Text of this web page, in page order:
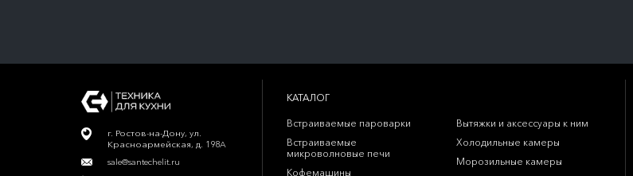
г. Ростов-на-Дону, ул.
Красноармейская, д. 198А
sale@santechelit.ru
КАТАЛОГ
Встраиваемые пароварки
Встраиваемые
микроволновые печи
Кофемашины
Вытяжки и аксессуары к ним
Холодильные камеры
Морозильные камеры